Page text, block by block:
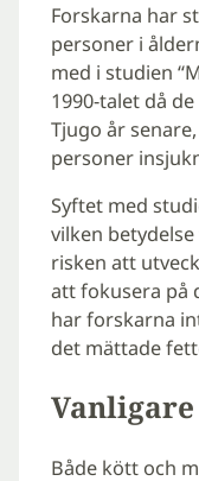
Forskarna har
personer i
med i studien
1990-talet då
Tjugo år
personer
Syftet med
vilken
risken att
att fokusera på
har forskarna
det mättade
Både kött och